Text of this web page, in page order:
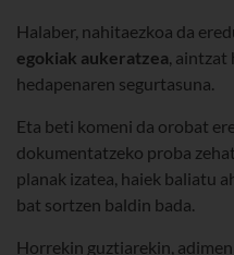
Halaber, nahitaezkoa da
egokiak aukeratzea, aintzat
hedapenaren segurtasuna.
Eta beti komeni da orobat
dokumentatzeko proba
planak izatea, haiek baliatu
bat sortzen baldin bada.
Horrekin guztiarekin,